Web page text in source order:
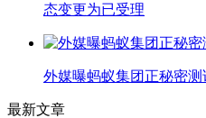
态变更为已受理
外媒曝蚂蚁集团正秘密
最新文章